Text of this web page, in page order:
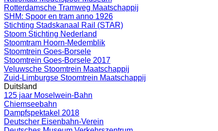
Rotterdamsche Tramweg Maatschappij
SHM: Spoor en tram anno 1926
Stichting Stadskanaal Rail (STAR)
Stoom Stichting Nederland
Stoomtram Hoorn-Medemblik
Stoomtrein Goes-Borsele
Stoomtrein Goes-Borsele 2017
Veluwsche Stoomtrein Maatschappij
Zuid-Limburgse Stoomtrein Maatschappij
Duitsland
125 jaar Moselwein-Bahn
Chiemseebahn
Dampfspektakel 2018
Deutscher Eisenbahn-Verein